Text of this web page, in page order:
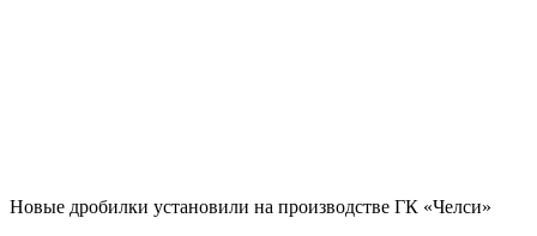
Новые дробилки установили на производстве ГК «Челси»